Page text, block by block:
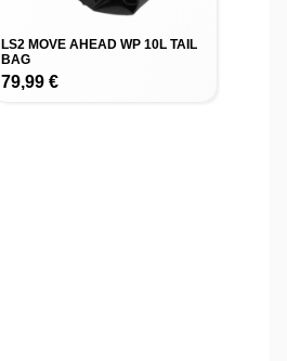
LS2 MOVE AHEAD WP 10L TAIL
BAG
79,99 €